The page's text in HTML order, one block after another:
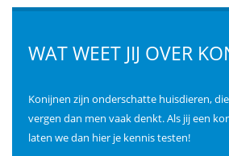
WAT WEET JIJ OVER
Konijnen zijn onderschatte huisdieren,
vergen dan men vaak denkt. Als jij een
laten we dan hier je kennis testen!